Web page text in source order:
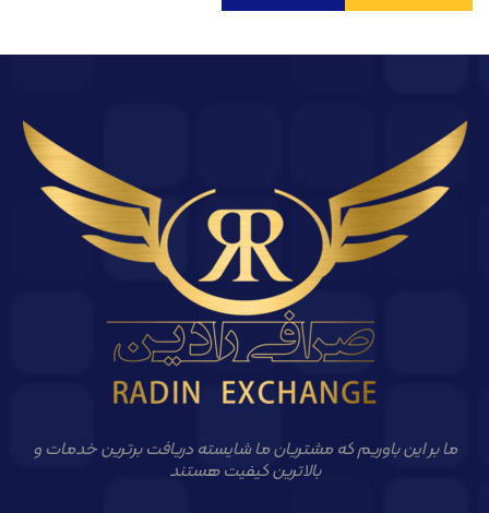
ما بر این باوریم که مشتریان ما شایسته دریافت برترین خدمات و
بالاترین کیفیت هستند